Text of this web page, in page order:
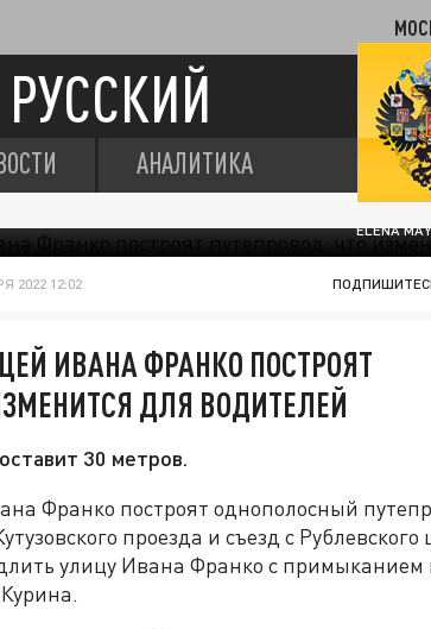
АНАЛИТИКА
ELENA
2022 12:02
ИВАНА ФРАНКО ПОСТРОЯТ
ДЛЯ ВОДИТЕЛЕЙ
30 метров.
Франко построят однополосный
проезда и съезд с
улицу Ивана Франко с примыканием